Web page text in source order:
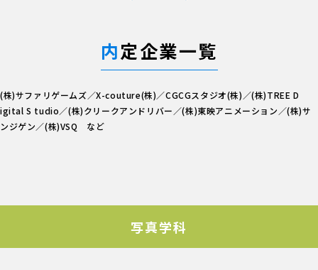
内定企業一覧
(株)サファリゲームズ／X-couture(株)／CGCGスタジオ(株)／(株)TREE D
igital S tudio／(株)クリークアンドリバー／(株)東映アニメーション／(株)サ
ンジゲン／(株)VSQ など
写真学科